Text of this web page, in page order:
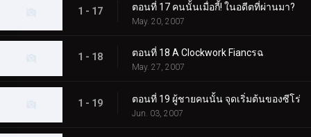
1 - 17 ตอนที่ 17 คนนั้นเมื่อกี้! ในอดีตที่ผ่านมา?
May. 20, 2007
1 - 18 ตอนที่ 18 A Clockwork Fiancรฉ
May. 27, 2007
1 - 19 ตอนที่ 19 ผู้ชายคนนั้น จุดเริ่มต้นของซีโร่
Jun. 03, 2007